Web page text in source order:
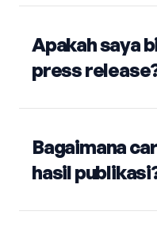
Apakah saya
press
Bagaimana
hasil